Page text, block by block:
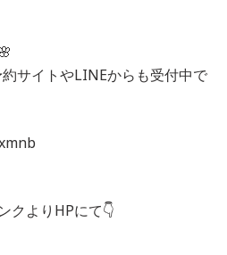
サイトやLINEからも受付中で
クよりHPにて👇